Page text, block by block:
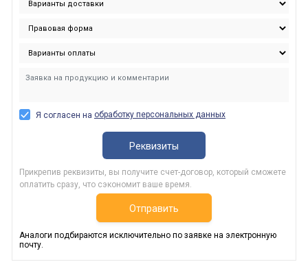
Я согласен на обработку персональных данных
Реквизиты
Прикрепив реквизиты, вы получите счет-договор, который сможете
оплатить сразу, что сэкономит ваше время.
Отправить
Аналоги подбираются исключительно по заявке на электронную
почту.